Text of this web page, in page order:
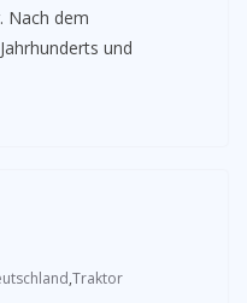
Nach dem
und
,Traktor